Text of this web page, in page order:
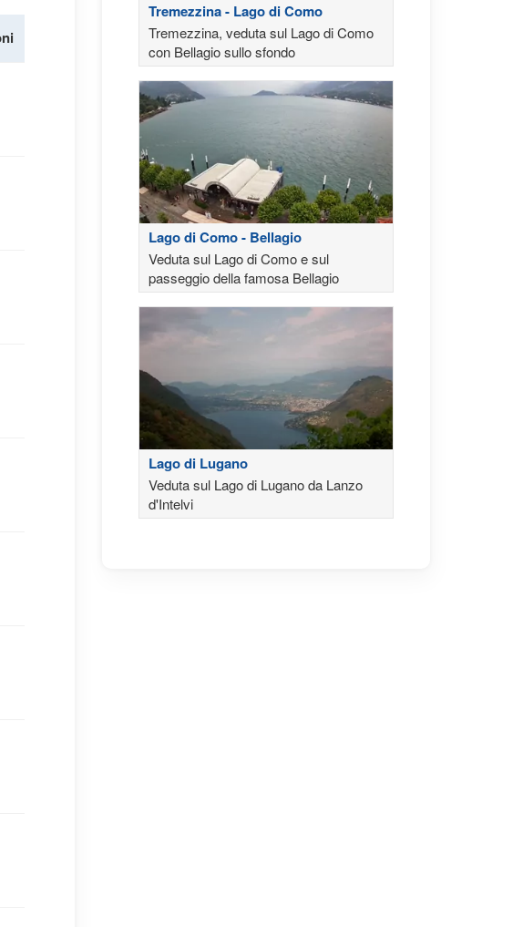
Tremezzina - Lago di Como
Tremezzina, veduta sul Lago di Como
con Bellagio sullo sfondo
Lago di Como - Bellagio
Veduta sul Lago di Como e sul
passeggio della famosa Bellagio
Lago di Lugano
Veduta sul Lago di Lugano da Lanzo
d'Intelvi